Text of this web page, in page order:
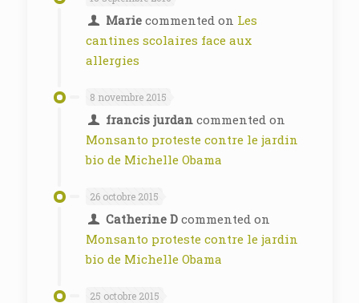
Mariecommented on Les
cantines scolaires face aux
allergies
8 novembre 2015
francis jurdancommented on
Monsanto proteste contre le jardin
bio de Michelle Obama
26 octobre 2015
Catherine Dcommented on
Monsanto proteste contre le jardin
bio de Michelle Obama
25 octobre 2015